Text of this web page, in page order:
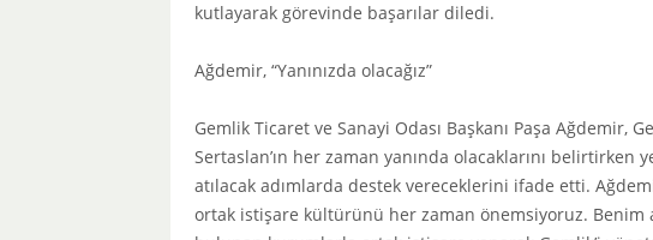
kutlayarak görevinde başarılar diledi.
Ağdemir, “Yanınızda olacağız”
Gemlik Ticaret ve Sanayi Odası Başkanı Paşa Ağdemir,
Sertaslan’ın her zaman yanında olacaklarını
atılacak adımlarda destek vereceklerini ifade etti.
ortak istişare kültürünü her zaman önemsiyoruz.